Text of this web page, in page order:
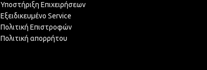
Υποστήριξη Επιχειρήσεων
Εξειδικευμένο Service
Πολιτική Επιστροφών
Πολιτική απορρήτου